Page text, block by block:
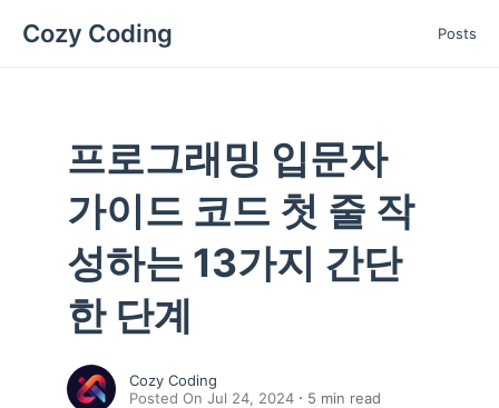
Cozy Coding Posts
프로그래밍 입문자
가이드 코드 첫 줄 작
성하는 13가지 간단
한 단계
Cozy Coding
Posted On Jul 24, 2024
5 min read